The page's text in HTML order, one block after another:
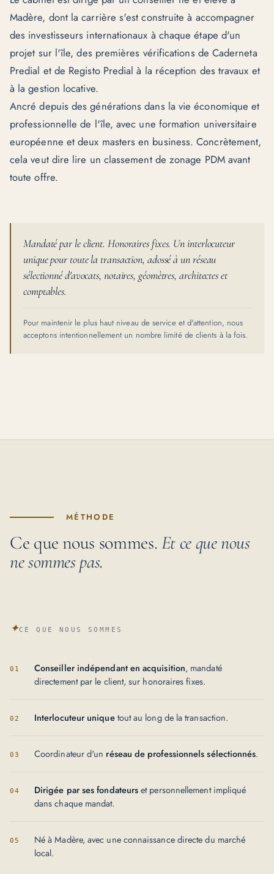
Madère, dont la carrière s'est construite à accompagner
des investisseurs internationaux à chaque étape d'un
projet sur l'île, des premières vérifications de Caderneta
Predial et de Registo Predial à la réception des travaux et
à la gestion locative.
Ancré depuis des générations dans la vie économique et
professionnelle de l'île, avec une formation universitaire
européenne et deux masters en business. Concrètement,
cela veut dire lire un classement de zonage PDM avant
toute offre.
Mandaté par le client. Honoraires fixes. Un interlocuteur
unique pour toute la transaction, adossé à un réseau
sélectionné d'avocats, notaires, géomètres, architectes et
comptables.
Pour maintenir le plus haut niveau de service et d'attention, nous
acceptons intentionnellement un nombre limité de clients à la fois.
MÉTHODE
Ce que nous sommes. Et ce que nous
ne sommes pas.
✦CE QUE NOUS SOMMES
Conseiller indépendant en acquisition, mandaté
directement par le client, sur honoraires fixes.
Interlocuteur uniquetout au long de la transaction.
Coordinateur d'un réseau de professionnels sélectionnés.
Dirigée par ses fondateurset personnellement impliqué
dans chaque mandat.
Né à Madère, avec une connaissance directe du marché
local.